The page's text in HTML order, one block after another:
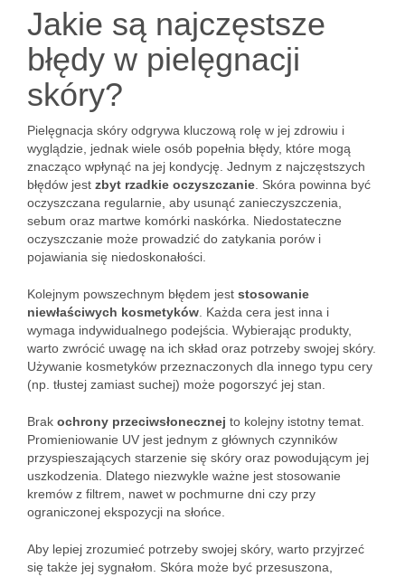
Jakie są najczęstsze
błędy w pielęgnacji
skóry?
Pielęgnacja skóry odgrywa kluczową rolę w jej zdrowiu i
wyglądzie, jednak wiele osób popełnia błędy, które mogą
znacząco wpłynąć na jej kondycję. Jednym z najczęstszych
błędów jest zbyt rzadkie oczyszczanie . Skóra powinna być
oczyszczana regularnie, aby usunąć zanieczyszczenia,
sebum oraz martwe komórki naskórka. Niedostateczne
oczyszczanie może prowadzić do zatykania porów i
pojawiania się niedoskonałości.
Kolejnym powszechnym błędem jest stosowanie
niewłaściwych kosmetyków . Każda cera jest inna i
wymaga indywidualnego podejścia. Wybierając produkty,
warto zwrócić uwagę na ich skład oraz potrzeby swojej skóry.
Używanie kosmetyków przeznaczonych dla innego typu cery
(np. tłustej zamiast suchej) może pogorszyć jej stan.
Brak ochrony przeciwsłonecznej to kolejny istotny temat.
Promieniowanie UV jest jednym z głównych czynników
przyspieszających starzenie się skóry oraz powodującym jej
uszkodzenia. Dlatego niezwykle ważne jest stosowanie
kremów z filtrem, nawet w pochmurne dni czy przy
ograniczonej ekspozycji na słońce.
Aby lepiej zrozumieć potrzeby swojej skóry, warto przyjrzeć
się także jej sygnałom. Skóra może być przesuszona,